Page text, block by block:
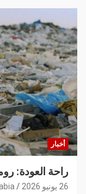
أخبار
راحة العودة:
26 يونيو 2026